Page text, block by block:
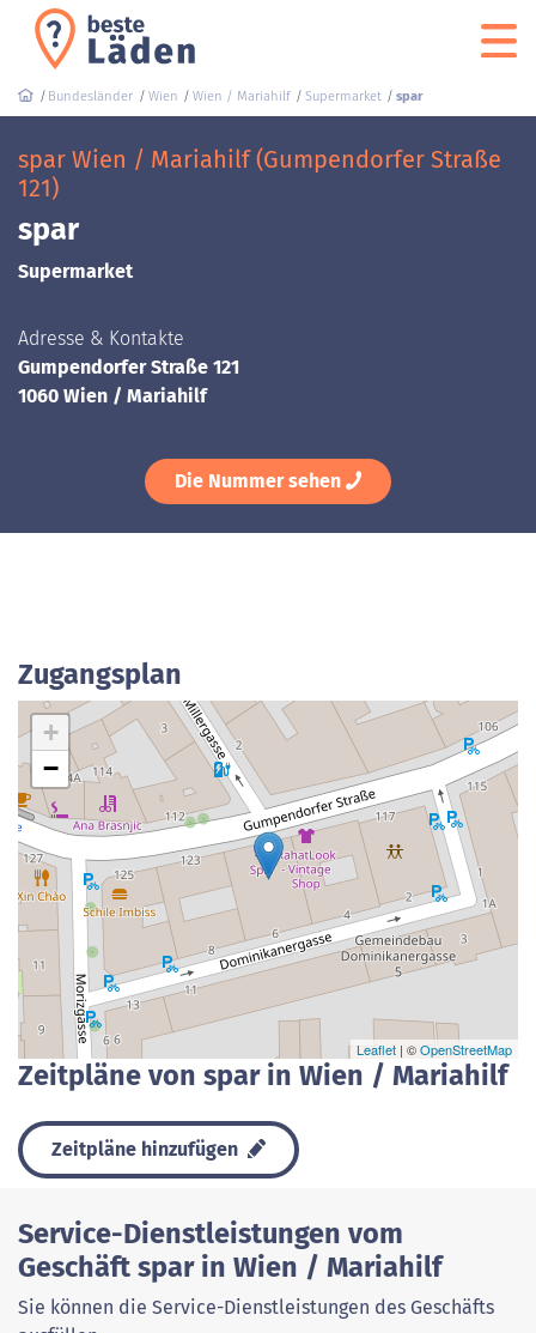
Bundesländer Wien Wien / Mariahilf Supermarket spar
spar Wien / Mariahilf (Gumpendorfer Straße
121)
spar
Supermarket
Adresse & Kontakte
Gumpendorfer Straße 121
1060 Wien / Mariahilf
Die Nummer sehen
Zugangsplan
+
−
Leaflet | ©OpenStreetMap
Zeitpläne von spar in Wien / Mariahilf
Zeitpläne hinzufügen
Service-Dienstleistungen vom
Geschäft spar in Wien / Mariahilf
Sie können die Service-Dienstleistungen des Geschäfts